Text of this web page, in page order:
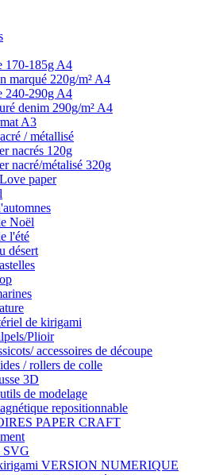
170-185g A4
marqué 220g/m² A4
240-290g A4
denim 290g/m² A4
A3
/ métallisé
nacrés 120g
nacré/métalisé 320g
paper
Noël
l'été
désert
de kirigami
Plioir
accessoires de découpe
/ rollers de colle
3D
de modelage
repositionnable
PAPER CRAFT
SVG
VERSION NUMERIQUE